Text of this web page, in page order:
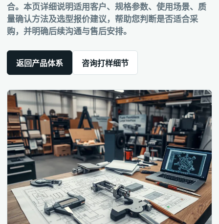
合。本页详细说明适用客户、规格参数、使用场景、质
量确认方法及选型报价建议，帮助您判断是否适合采
购，并明确后续沟通与售后安排。
返回产品体系 咨询打样细节